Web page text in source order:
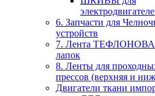
6. Запчасти для
устройств
7. Лента
лапок
8. Ленты для
прессов (верхняя и
Двигатели ткани